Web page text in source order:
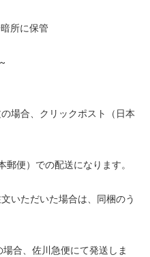
所に保管
場合、クリックポスト（日本
便）での配送になります。
いただいた場合は、同梱のう
合、佐川急便にて発送しま